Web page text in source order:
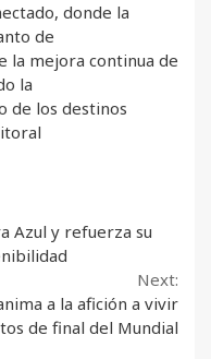
donde la
de
la mejora continua de
la
de los destinos
Azul y refuerza su
Next:
a la afición a vivir
de final del Mundial